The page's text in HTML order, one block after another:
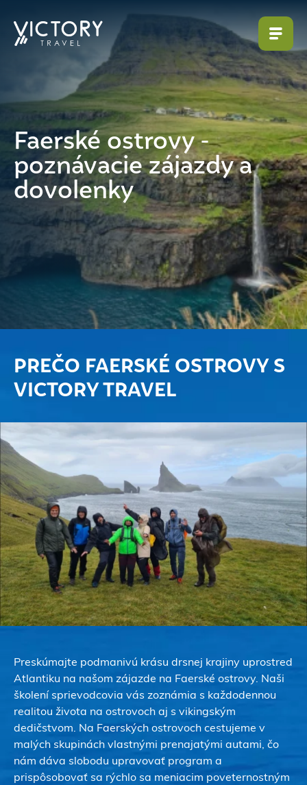
Faerské ostrovy -
poznávacie zájazdy a
dovolenky
PREČO FAERSKÉ OSTROVY S
VICTORY TRAVEL
Preskúmajte podmanivú krásu drsnej krajiny uprostred
Atlantiku na našom zájazde na Faerské ostrovy. Naši
školení sprievodcovia vás zoznámia s každodennou
realitou života na ostrovoch aj s vikingským
dedičstvom. Na Faerských ostrovoch cestujeme v
malých skupinách vlastnými prenajatými autami, čo
nám dáva slobodu upravovať program a
prispôsobovať sa rýchlo sa meniacim poveternostným